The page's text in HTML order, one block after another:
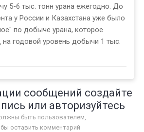
5-6 тыс. тонн урана ежегодно. До
у России и Казахстана уже было
по добыче урана, которое
на годовой уровень добычи 1 тыс.
сообщений создайте
или авторизуйтесь
быть пользователем,
оставить комментарий